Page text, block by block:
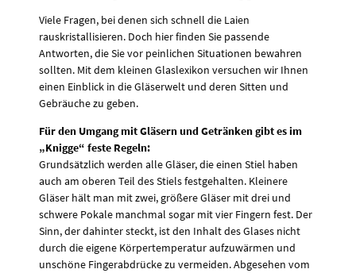
Viele Fragen, bei denen sich schnell die Laien
rauskristallisieren. Doch hier finden Sie passende
Antworten, die Sie vor peinlichen Situationen bewahren
sollten. Mit dem kleinen Glaslexikon versuchen wir Ihnen
einen Einblick in die Gläserwelt und deren Sitten und
Gebräuche zu geben.
Für den Umgang mit Gläsern und Getränken gibt es im
„Knigge“ feste Regeln:
Grundsätzlich werden alle Gläser, die einen Stiel haben
auch am oberen Teil des Stiels festgehalten. Kleinere
Gläser hält man mit zwei, größere Gläser mit drei und
schwere Pokale manchmal sogar mit vier Fingern fest. Der
Sinn, der dahinter steckt, ist den Inhalt des Glases nicht
durch die eigene Körpertemperatur aufzuwärmen und
unschöne Fingerabdrücke zu vermeiden. Abgesehen vom